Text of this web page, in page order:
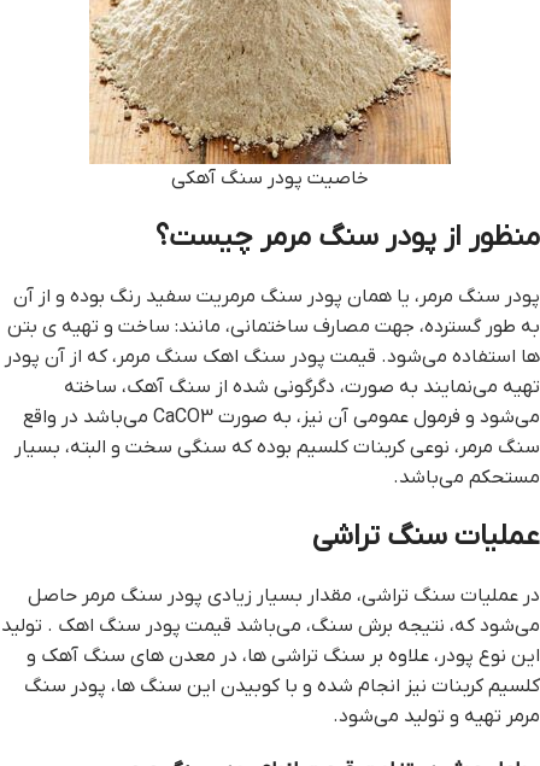
خاصيت پودر سنگ آهکي
منظور از پودر سنگ مرمر چيست؟
پودر سنگ مرمر، يا همان پودر سنگ مرمريت سفيد رنگ بوده و از آن
به طور گسترده، جهت مصارف ساختماني، مانند: ساخت و تهيه ي بتن
ها استفاده مي‌شود. قيمت پودر سنگ اهک سنگ مرمر، که از آن پودر
تهيه مي‌نمايند به صورت، دگرگوني شده از سنگ آهک، ساخته
مي‌شود و فرمول عمومي آن نيز، به صورت CaCO3 مي‌باشد در واقع
سنگ مرمر، نوعي کربنات کلسيم بوده که سنگي سخت و البته، بسيار
مستحکم مي‌باشد.
عمليات سنگ تراشي
در عمليات سنگ تراشي، مقدار بسيار زيادي پودر سنگ مرمر حاصل
مي‌شود که، نتيجه برش سنگ، مي‌باشد قيمت پودر سنگ اهک . توليد
اين نوع پودر، علاوه بر سنگ تراشي ها، در معدن هاي سنگ آهک و
کلسيم کربنات نيز انجام شده و با کوبيدن اين سنگ ها، پودر سنگ
مرمر تهيه و توليد مي‌شود.